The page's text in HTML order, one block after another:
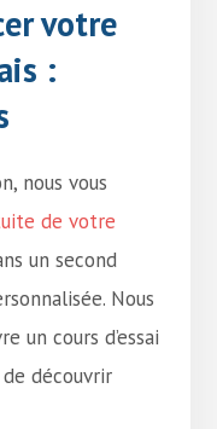
votre
:
nous vous
de votre
un second
Nous
un cours d’essai
découvrir